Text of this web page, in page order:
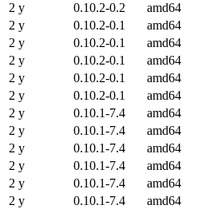
2 y
0.10.2-0.2 amd64
2 y
0.10.2-0.1 amd64
2 y
0.10.2-0.1 amd64
2 y
0.10.2-0.1 amd64
2 y
0.10.2-0.1 amd64
2 y
0.10.2-0.1 amd64
2 y
0.10.1-7.4 amd64
2 y
0.10.1-7.4 amd64
2 y
0.10.1-7.4 amd64
2 y
0.10.1-7.4 amd64
2 y
0.10.1-7.4 amd64
2 y
0.10.1-7.4 amd64